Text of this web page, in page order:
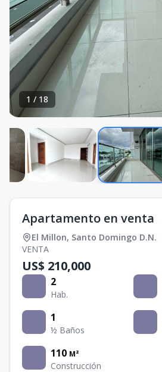
1 / 18
Apartamento en venta
El Millon, Santo Domingo D.N.
VENTA
US$ 210,000
2
Hab.
1
½ Baños
110 M²
Construcción